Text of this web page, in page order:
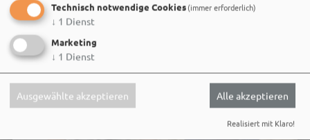
Technisch notwendige Cookies(immer erforderlich)
↓ 1 Dienst
Marketing
↓ 1 Dienst
Ausgewählte akzeptieren Alle akzeptieren
Realisiert mit Klaro!